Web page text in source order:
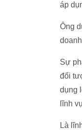
áp
Ông
Sự
đối
dụng
lĩnh
Là